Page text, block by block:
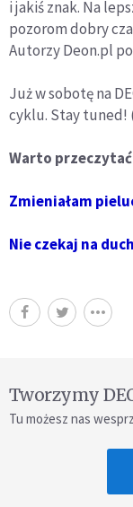
i jakiś znak. Na
pozorom dobry
Autorzy Deon.pl
Już w sobotę na
cyklu. Stay tuned!
Warto przeczytać
Zmieniałam
Nie czekaj na
Tworzymy
Tu możesz nas